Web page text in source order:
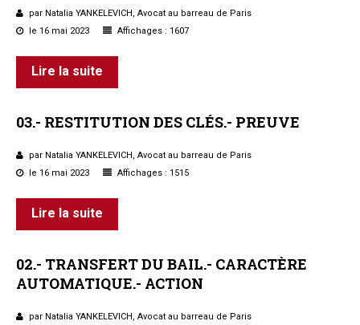
par Natalia YANKELEVICH, Avocat au barreau de Paris
le 16 mai 2023
Affichages : 1607
Lire la suite
03.- RESTITUTION DES CLÉS.- PREUVE
par Natalia YANKELEVICH, Avocat au barreau de Paris
le 16 mai 2023
Affichages : 1515
Lire la suite
02.- TRANSFERTDU BAIL.- CARACTÈRE
AUTOMATIQUE.- ACTION
par Natalia YANKELEVICH, Avocat au barreau de Paris